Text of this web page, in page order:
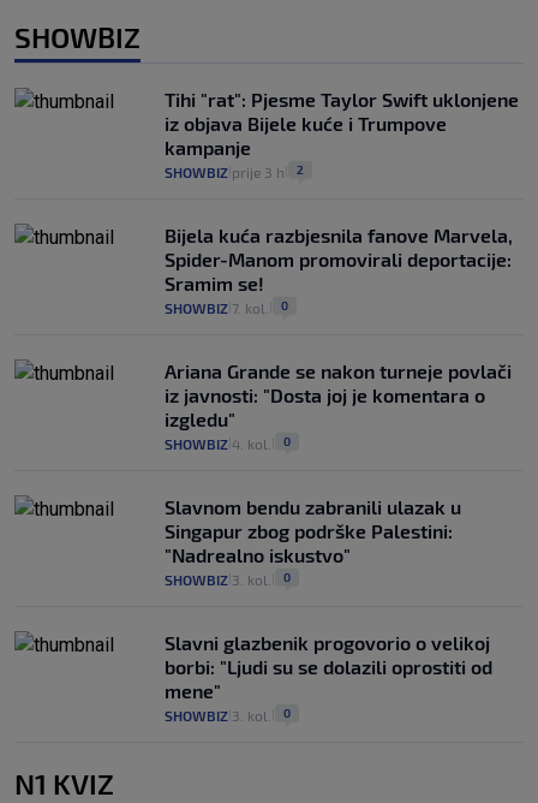
SHOWBIZ
Tihi "rat": Pjesme Taylor Swift uklonjene
iz objava Bijele kuće i Trumpove
kampanje
SHOWBIZ prije 3 h 2
Bijela kuća razbjesnila fanove Marvela,
Spider-Manom promovirali deportacije:
Sramim se!
SHOWBIZ 7. kol. 0
Ariana Grande se nakon turneje povlači
iz javnosti: "Dosta joj je komentara o
izgledu"
SHOWBIZ 4. kol. 0
Slavnom bendu zabranili ulazak u
Singapur zbog podrške Palestini:
"Nadrealno iskustvo"
SHOWBIZ 3. kol. 0
Slavni glazbenik progovorio o velikoj
borbi: "Ljudi su se dolazili oprostiti od
mene"
SHOWBIZ 3. kol. 0
N1 KVIZ